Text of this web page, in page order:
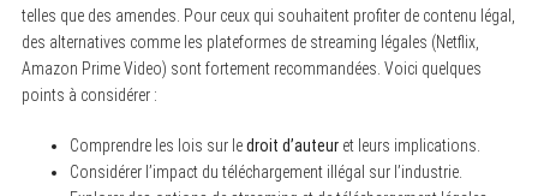
telles que des amendes. Pour ceux qui souhaitent profiter de contenu légal,
des alternatives comme les plateformes de streaming légales (Netflix,
Amazon Prime Video) sont fortement recommandées. Voici quelques
points à considérer :
Comprendre les lois sur ledroit d’auteuret leurs implications.
Considérer l’impact du téléchargement illégal sur l’industrie.